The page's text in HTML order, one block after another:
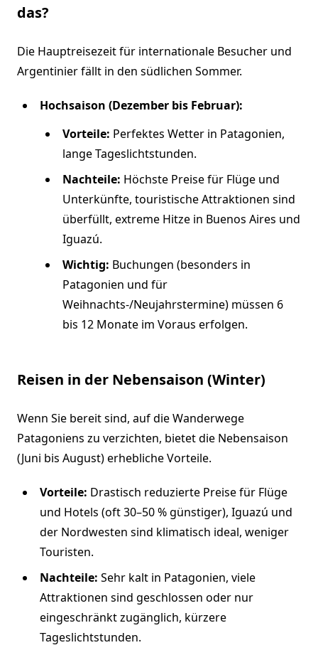
das?
Die Hauptreisezeit für internationale Besucher und
Argentinier fällt in den südlichen Sommer.
Hochsaison (Dezember bis Februar):
Vorteile: Perfektes Wetter in Patagonien,
lange Tageslichtstunden.
Nachteile: Höchste Preise für Flüge und
Unterkünfte, touristische Attraktionen sind
überfüllt, extreme Hitze in Buenos Aires und
Iguazú.
Wichtig: Buchungen (besonders in
Patagonien und für
Weihnachts-/Neujahrstermine) müssen 6
bis 12 Monate im Voraus erfolgen.
Reisen in der Nebensaison (Winter)
Wenn Sie bereit sind, auf die Wanderwege
Patagoniens zu verzichten, bietet die Nebensaison
(Juni bis August) erhebliche Vorteile.
Vorteile: Drastisch reduzierte Preise für Flüge
und Hotels (oft 30–50 % günstiger), Iguazú und
der Nordwesten sind klimatisch ideal, weniger
Touristen.
Nachteile: Sehr kalt in Patagonien, viele
Attraktionen sind geschlossen oder nur
eingeschränkt zugänglich, kürzere
Tageslichtstunden.